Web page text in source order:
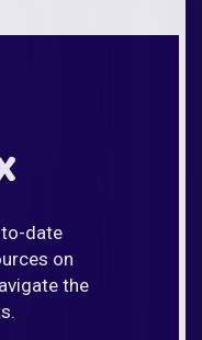
date
on
the